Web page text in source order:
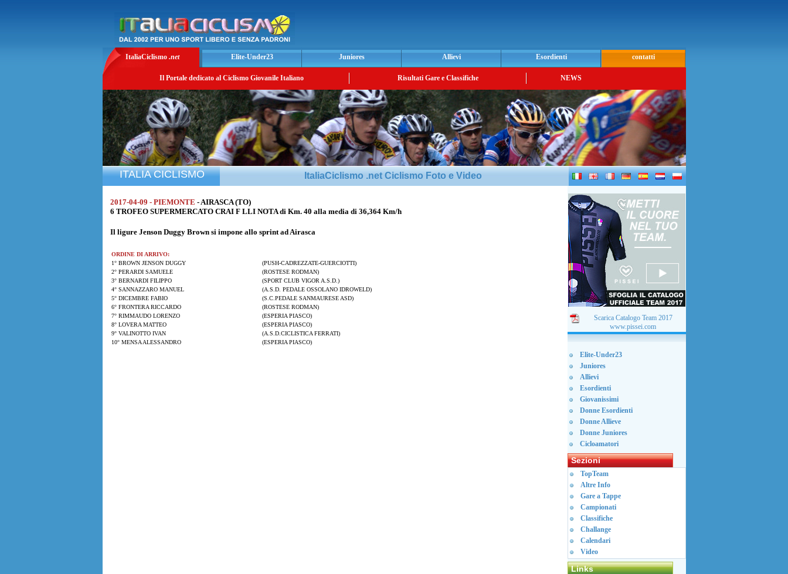
ItaliaCiclismo .net Elite-Under23 Juniores Allievi Esordienti contatti
Il Portale dedicato al Ciclismo Giovanile Italiano Risultati Gare e Classifiche NEWS
ITALIA CICLISMO ItaliaCiclismo .net Ciclismo Foto e Video
2017-04-09 - PIEMONTE - AIRASCA (TO)
6 TROFEO SUPERMERCATO CRAI F LLI NOTA di Km. 40 alla media di 36,364 Km/h
Il ligure Jenson Duggy Brown si impone allo sprint ad Airasca
ORDINE DI ARRIVO:
1° BROWN JENSON DUGGY
(PUSH-CADREZZATE-GUERCIOTTI)
2° PERARDI SAMUELE
(ROSTESE RODMAN)
3° BERNARDI FILIPPO
(SPORT CLUB VIGOR A.S.D.)
4° SANNAZZARO MANUEL
(A.S.D. PEDALE OSSOLANO IDROWELD)
5° DICEMBRE FABIO
(S.C.PEDALE SANMAURESE ASD)
6° FRONTERA RICCARDO
(ROSTESE RODMAN)
7° RIMMAUDO LORENZO
(ESPERIA PIASCO)
8° LOVERA MATTEO
(ESPERIA PIASCO)
9° VALINOTTO IVAN
(A.S.D.CICLISTICA FERRATI)
10° MENSA ALESSANDRO
(ESPERIA PIASCO)
Scarica Catalogo Team 2017
www.pissei.com
Elite-Under23
Juniores
Allievi
Esordienti
Giovanissimi
Donne Esordienti
Donne Allieve
Donne Juniores
Cicloamatori
Sezioni
TopTeam
Altre Info
Gare a Tappe
Campionati
Classifiche
Challange
Calendari
Video
Links